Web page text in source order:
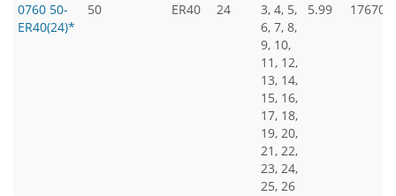
0760 50-
ER40(24)*
50 ER40 24
3, 4, 5,
6, 7, 8,
9, 10,
11, 12,
13, 14,
15, 16,
17, 18,
19, 20,
21, 22,
23, 24,
25, 26
5.99 17670